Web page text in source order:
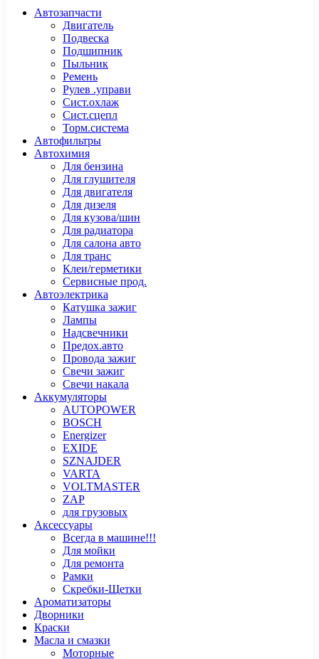
Автозапчасти
Двигатель
Подвеска
Подшипник
Пыльник
Ремень
Рулев .управи
Сист.охлаж
Сист.сцепл
Торм.система
Автофильтры
Автохимия
Для бензина
Для глушителя
Для двигателя
Для дизеля
Для кузова/шин
Для радиатора
Для салона авто
Для транс
Клеи/герметики
Сервисные прод.
Автоэлектрика
Катушка зажиг
Лампы
Надсвечники
Предох.авто
Провода зажиг
Свечи зажиг
Свечи накала
Аккумуляторы
AUTOPOWER
BOSCH
Energizer
EXIDE
SZNAJDER
VARTA
VOLTMASTER
ZAP
для грузовых
Аксессуары
Всегда в машине!!!
Для мойки
Для ремонта
Рамки
Скребки-Щетки
Ароматизаторы
Дворники
Краски
Масла и смазки
Моторные